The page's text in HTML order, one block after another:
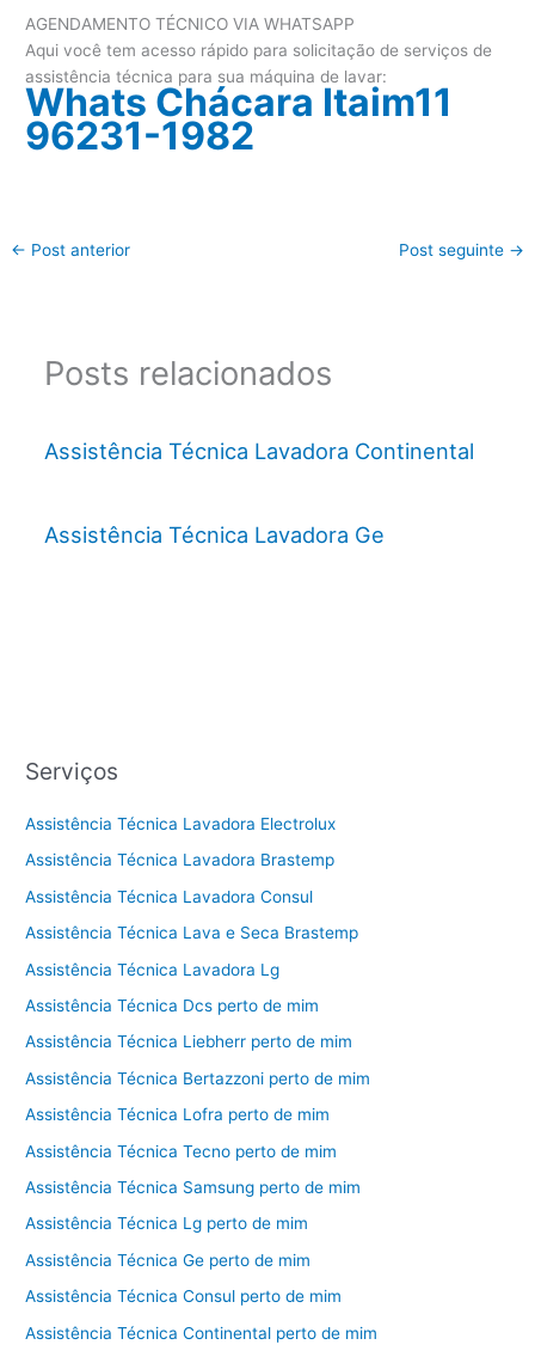
AGENDAMENTO TÉCNICO VIA WHATSAPP
Aqui você tem acesso rápido para solicitação de serviços de
assistência técnica para sua máquina de lavar:
Whats Chácara Itaim11
96231-1982
← Post anterior Post seguinte →
Posts relacionados
Assistência Técnica Lavadora Continental
Assistência Técnica Lavadora Ge
Serviços
Assistência Técnica Lavadora Electrolux
Assistência Técnica Lavadora Brastemp
Assistência Técnica Lavadora Consul
Assistência Técnica Lava e Seca Brastemp
Assistência Técnica Lavadora Lg
Assistência Técnica Dcs perto de mim
Assistência Técnica Liebherr perto de mim
Assistência Técnica Bertazzoni perto de mim
Assistência Técnica Lofra perto de mim
Assistência Técnica Tecno perto de mim
Assistência Técnica Samsung perto de mim
Assistência Técnica Lg perto de mim
Assistência Técnica Ge perto de mim
Assistência Técnica Consul perto de mim
Assistência Técnica Continental perto de mim